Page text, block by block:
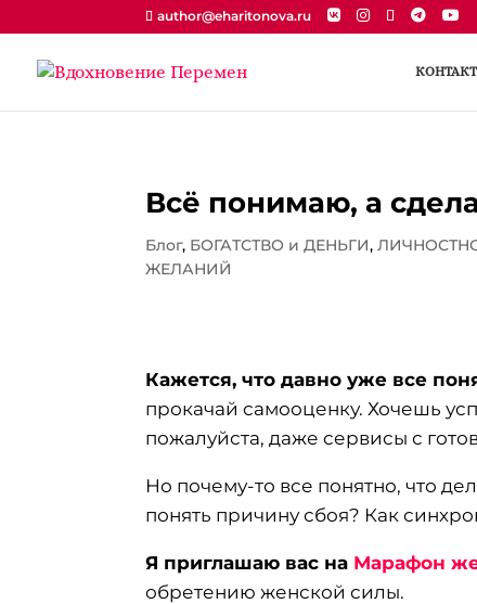
author@eharitonova.ru
Всё понимаю, а
Блог, БОГАТСТВО и ДЕНЬГИ,
ЖЕЛАНИЙ
Кажется, что давно уже все
прокачай самооценку. Хочешь
пожалуйста, даже сервисы с
Но почему-то все понятно, что
понять причину сбоя? Как
Я приглашаю вас на Марафон
обретению женской силы.